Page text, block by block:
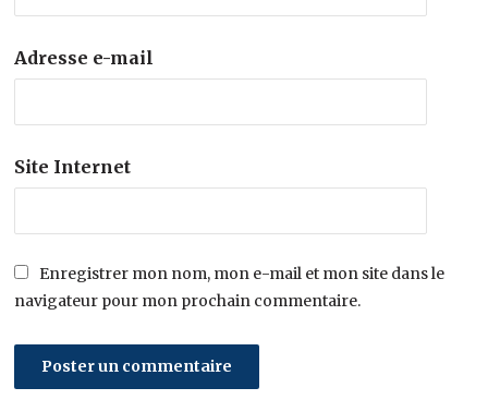
Adresse e-mail
Site Internet
Enregistrer mon nom, mon e-mail et mon site dans le
navigateur pour mon prochain commentaire.